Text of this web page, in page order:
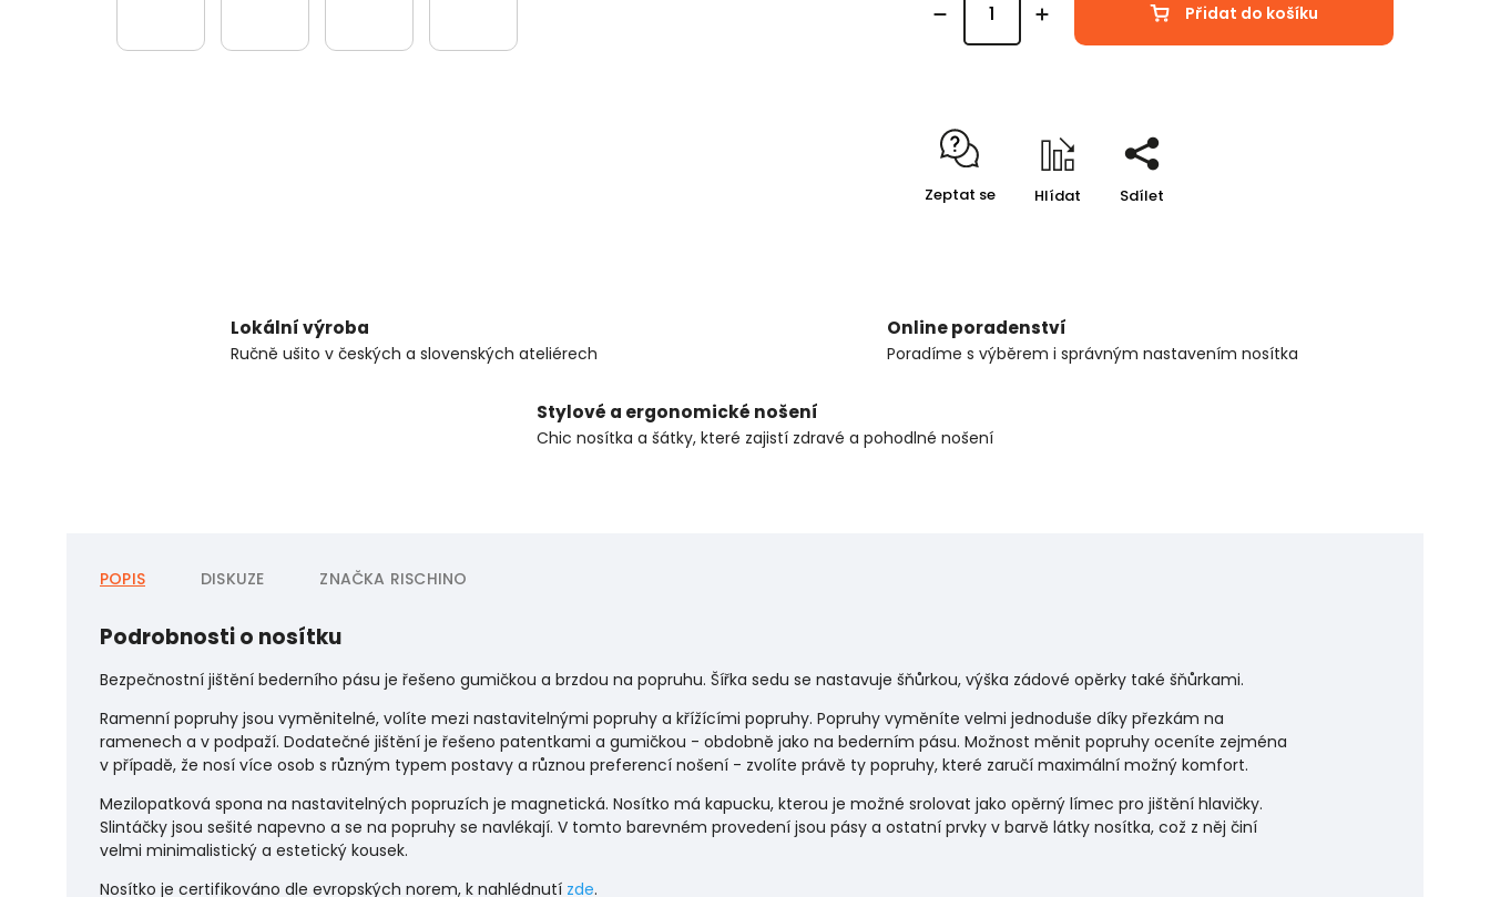
Přidat do košíku
Zeptat se Hlídat Sdílet
Lokální výroba
Ručně ušito v českých a slovenských ateliérech
Online poradenství
Poradíme s výběrem i správným nastavením nosítka
Stylové a ergonomické nošení
Chic nosítka a šátky, které zajistí zdravé a pohodlné nošení
POPIS DISKUZE ZNAČKA RISCHINO
Podrobnosti o nosítku
Bezpečnostní jištění bederního pásu je řešeno gumičkou a brzdou na popruhu. Šířka sedu se nastavuje šňůrkou, výška zádové opěrky také šňůrkami.
Ramenní popruhy jsou vyměnitelné, volíte mezi nastavitelnými popruhy a křížícími popruhy. Popruhy vyměníte velmi jednoduše díky přezkám na
ramenech a v podpaží. Dodatečné jištění je řešeno patentkami a gumičkou - obdobně jako na bederním pásu. Možnost měnit popruhy oceníte zejména
v případě, že nosí více osob s různým typem postavy a různou preferencí nošení - zvolíte právě ty popruhy, které zaručí maximální možný komfort.
Mezilopatková spona na nastavitelných popruzích je magnetická. Nosítko má kapucku, kterou je možné srolovat jako opěrný límec pro jištění hlavičky.
Slintáčky jsou sešité napevno a se na popruhy se navlékají. V tomto barevném provedení jsou pásy a ostatní prvky v barvě látky nosítka, což z něj činí
velmi minimalistický a estetický kousek.
Nosítko je certifikováno dle evropských norem, k nahlédnutí zde.